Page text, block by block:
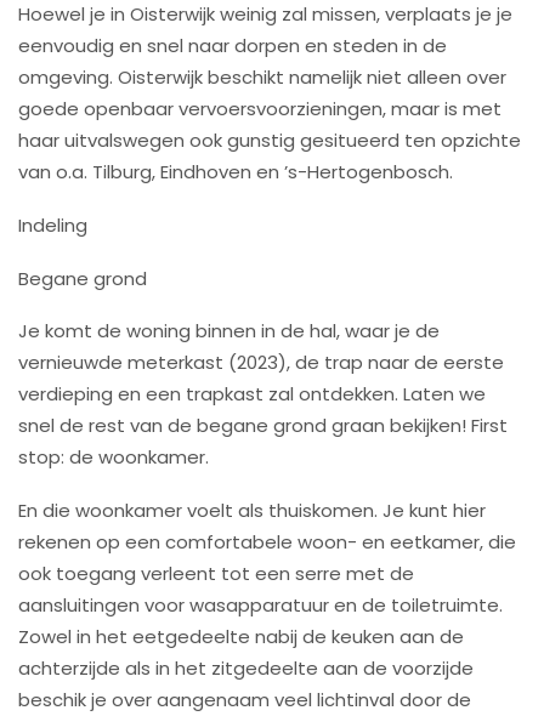
Hoewel je in Oisterwijk weinig zal missen, verplaats je je
eenvoudig en snel naar dorpen en steden in de
omgeving. Oisterwijk beschikt namelijk niet alleen over
goede openbaar vervoersvoorzieningen, maar is met
haar uitvalswegen ook gunstig gesitueerd ten opzichte
van o.a. Tilburg, Eindhoven en ’s-Hertogenbosch.
Indeling
Begane grond
Je komt de woning binnen in de hal, waar je de
vernieuwde meterkast (2023), de trap naar de eerste
verdieping en een trapkast zal ontdekken. Laten we
snel de rest van de begane grond graan bekijken! First
stop: de woonkamer.
En die woonkamer voelt als thuiskomen. Je kunt hier
rekenen op een comfortabele woon- en eetkamer, die
ook toegang verleent tot een serre met de
aansluitingen voor wasapparatuur en de toiletruimte.
Zowel in het eetgedeelte nabij de keuken aan de
achterzijde als in het zitgedeelte aan de voorzijde
beschik je over aangenaam veel lichtinval door de